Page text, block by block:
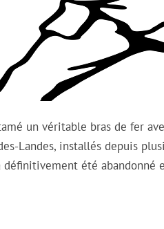
un véritable bras de fer
Landes, installés depuis
été abandonné